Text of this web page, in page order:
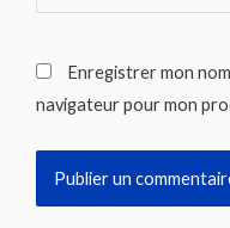
Internet
Enregistrer mon
navigateur pour mon